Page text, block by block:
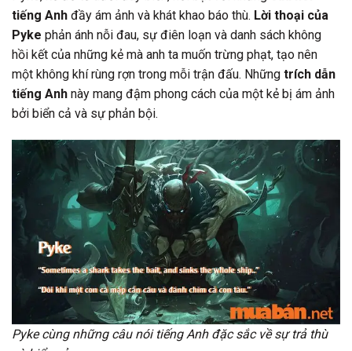
tiếng Anh đầy ám ảnh và khát khao báo thù. Lời thoại của
Pyke phản ánh nỗi đau, sự điên loạn và danh sách không
hồi kết của những kẻ mà anh ta muốn trừng phạt, tạo nên
một không khí rùng rợn trong mỗi trận đấu. Những trích dẫn
tiếng Anh này mang đậm phong cách của một kẻ bị ám ảnh
bởi biển cả và sự phản bội.
Pyke cùng những câu nói tiếng Anh đặc sắc về sự trả thù